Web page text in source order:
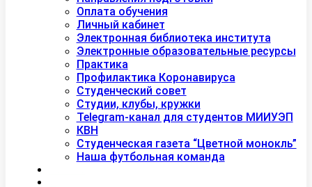
Оплата обучения
Личный кабинет
Электронная библиотека института
Электронные образовательные ресурсы
Практика
Профилактика Коронавируса
Студенческий совет
Студии, клубы, кружки
Telegram-канал для студентов МИИУЭП
КВН
Студенческая газета “Цветной монокль”
Наша футбольная команда